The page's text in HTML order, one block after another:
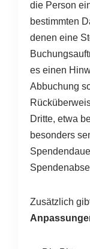
die Person
bestimmten
denen eine
es einen
Abbuchung
Dritte, etwa
besonders
Zusätzlich